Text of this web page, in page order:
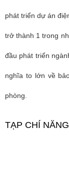
phát triển dự án
trở thành 1 trong
đầu phát triển
nghĩa to lớn về
phòng.
TẠP CHÍ